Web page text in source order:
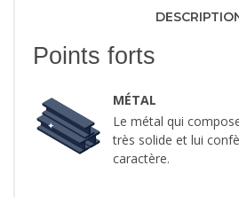
Points forts
MÉTAL
Le métal qui
très solide et lui
caractère.